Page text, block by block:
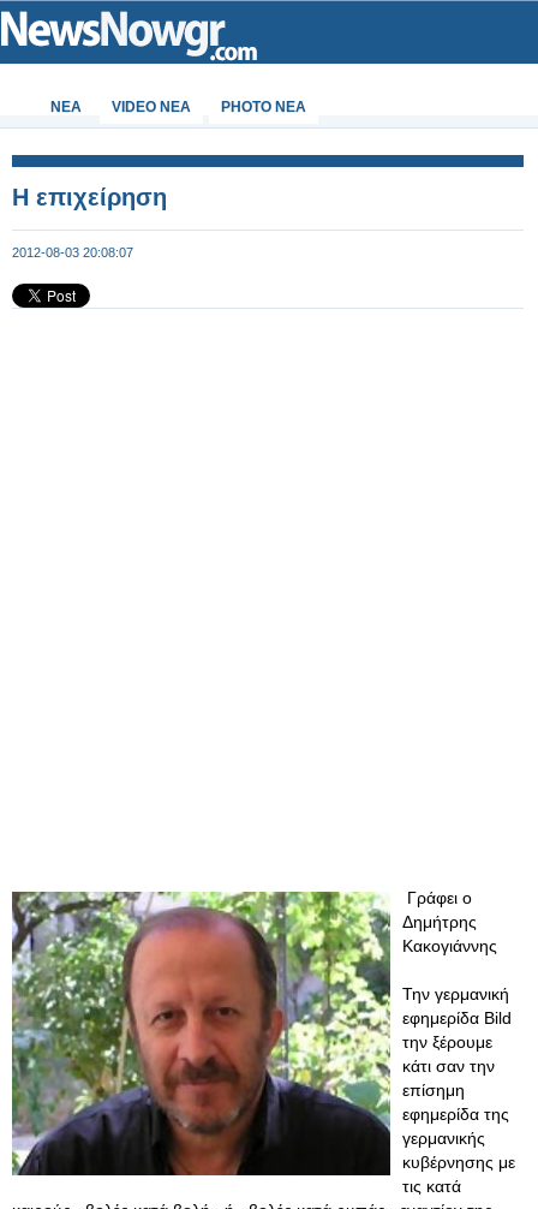
ΝΕΑ VIDEO NEA PHOTO NEA
Η επιχείρηση
2012-08-03 20:08:07
Γράφει ο
Δημήτρης
Κακογιάννης
Την γερμανική
εφημερίδα Bild
την ξέρουμε
κάτι σαν την
επίσημη
εφημερίδα της
γερμανικής
κυβέρνησης με
τις κατά